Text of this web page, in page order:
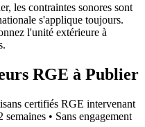
les contraintes sonores sont
s'applique toujours.
l'unité extérieure à
RGE à Publier
certifiés RGE intervenant
semaines • Sans engagement